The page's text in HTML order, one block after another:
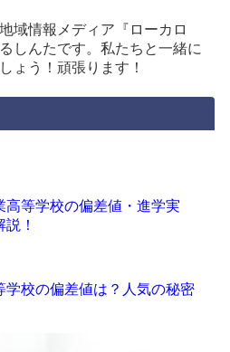
域情報メディア『ローカロ
しんたです。私たちと一緒に
ょう！頑張ります！
高等学校の偏差値・進学実
！
学校の偏差値は？人気の秘密